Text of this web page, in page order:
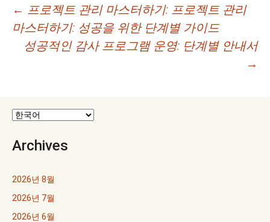
글
네
이
션
← 프로젝트 관리 마스터하기: 프로젝트 관리
마스터하기: 성공을 위한 단계별 가이드
성공적인 감사 프로그램 운영: 단계별 안내서
→
Archives
2026년 8월
2026년 7월
2026년 6월